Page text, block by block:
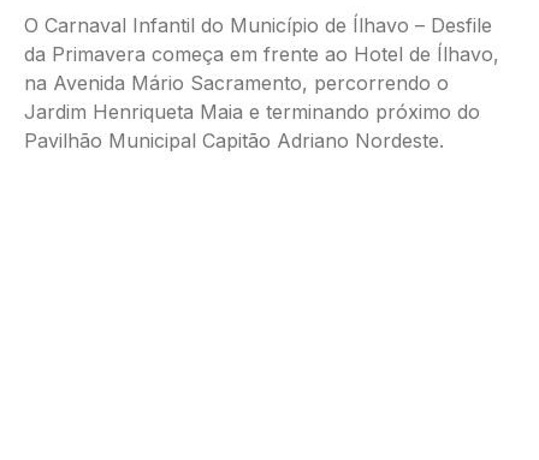
O Carnaval Infantil do Município de Ílhavo – Desfile
da Primavera começa em frente ao Hotel de Ílhavo,
na Avenida Mário Sacramento, percorrendo o
Jardim Henriqueta Maia e terminando próximo do
Pavilhão Municipal Capitão Adriano Nordeste.